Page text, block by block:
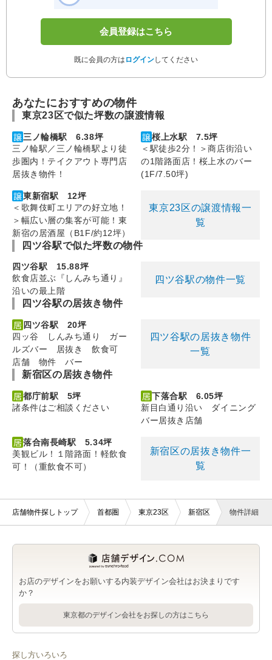
会員登録はこちら
既に会員の方は ログインしてください
あなたにおすすめの物件
東京23区で似た坪数の譲渡情報
三ノ輪橋駅 6.38坪
三ノ輪駅／三ノ輪橋駅より徒
歩圏内！テイクアウト専門店
居抜き物件！
桜上水駅 7.5坪
＜駅徒歩2分！＞商店街沿い
の1階路面店！桜上水のバー
(1F/7.50坪)
東新宿駅 12坪
＜歌舞伎町エリアの好立地！
＞幅広い層の集客が可能！東
新宿の居酒屋（B1F/約12坪）
東京23区の譲渡情報一
覧
四ツ谷駅で似た坪数の物件
四ツ谷駅 15.88坪
飲食店並ぶ『しんみち通り』
沿いの最上階
四ツ谷駅の物件一覧
四ツ谷駅の居抜き物件
四ツ谷駅 20坪
四ッ谷 しんみち通り ガー
ルズバー 居抜き 飲食可
店舗 物件 バー
四ツ谷駅の居抜き物件
一覧
新宿区の居抜き物件
都庁前駅 5坪
諸条件はご相談ください
下落合駅 6.05坪
新目白通り沿い ダイニング
バー居抜き店舗
落合南長崎駅 5.34坪
美観ビル！１階路面！軽飲食
可！（重飲食不可）
新宿区の居抜き物件一
覧
店舗物件探しトップ 首都圏 東京23区 新宿区 物件詳細
お店のデザインをお願いする内装デザイン会社はお決まりです
か？
東京都のデザイン会社をお探しの方はこちら
探し方いろいろ